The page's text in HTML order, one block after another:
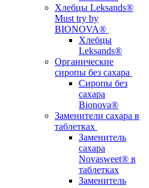
Хлебцы Leksands®
Must try by
BIONOVA®
Хлебцы
Leksands®
Органические
сиропы без сахара
Сиропы без
сахара
Bionova®
Заменители сахара в
таблетках
Заменитель
сахара
Novasweet® в
таблетках
Заменитель